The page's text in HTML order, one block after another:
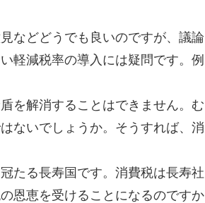
などどうでも良いのですが、議論
軽減税率の導入には疑問です。例
を解消することはできません。む
ないでしょうか。そうすれば、消
たる長寿国です。消費税は長寿社
恩恵を受けることになるのですか